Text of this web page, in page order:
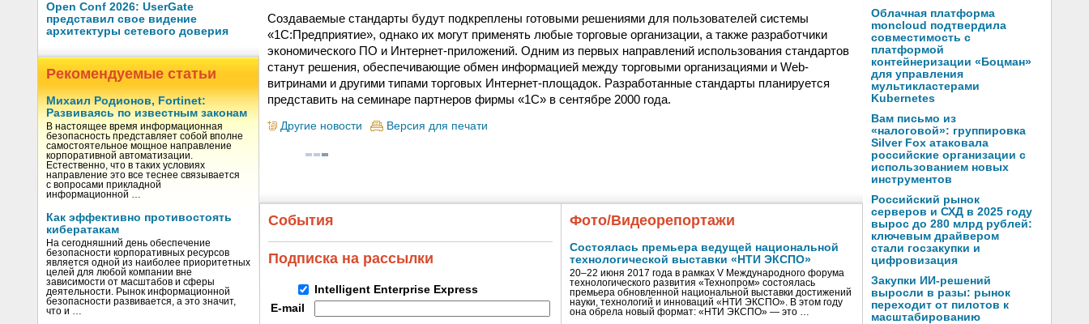
Open Conf 2026: UserGate
представил свое видение
архитектуры сетевого доверия
Рекомендуемые статьи
Михаил Родионов, Fortinet:
Развиваясь по известным законам
В настоящее время информационная
безопасность представляет собой вполне
самостоятельное мощное направление
корпоративной автоматизации.
Естественно, что в таких условиях
направление это все теснее связывается
с вопросами прикладной
информационной …
Как эффективно противостоять
кибератакам
На сегодняшний день обеспечение
безопасности корпоративных ресурсов
является одной из наиболее приоритетных
целей для любой компании вне
зависимости от масштабов и сферы
деятельности. Рынок информационной
безопасности развивается, а это значит,
что и …
Создаваемые стандарты будут подкреплены готовыми решениями для пользователей системы
«1С:Предприятие», однако их могут применять любые торговые организации, а также разработчики
экономического ПО и Интернет-приложений. Одним из первых направлений использования стандартов
станут решения, обеспечивающие обмен информацией между торговыми организациями и Web-
витринами и другими типами торговых Интернет-площадок. Разработанные стандарты планируется
представить на семинаре партнеров фирмы «1С» в сентябре 2000 года.
Другие новости Версия для печати
События
Подписка на рассылки
Intelligent Enterprise Express
E-mail
Фото/Видеорепортажи
Состоялась премьера ведущей национальной
технологической выставки «НТИ ЭКСПО»
20–22 июня 2017 года в рамках V Международного форума
технологического развития «Технопром» состоялась
премьера обновленной национальной выставки достижений
науки, технологий и инноваций «НТИ ЭКСПО». В этом году
она обрела новый формат: «НТИ ЭКСПО» — это …
Облачная платформа
moncloud подтвердила
совместимость с
платформой
контейнеризации «Боцман»
для управления
мультикластерами
Kubernetes
Вам письмо из
«налоговой»: группировка
Silver Fox атаковала
российские организации с
использованием новых
инструментов
Российский рынок
серверов и СХД в 2025 году
вырос до 280 млрд рублей:
ключевым драйвером
стали госзакупки и
цифровизация
Закупки ИИ-решений
выросли в разы: рынок
переходит от пилотов к
масштабированию